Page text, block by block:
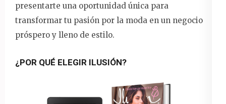
presentarte una oportunidad única para
transformar tu pasión por la moda en un negocio
próspero y lleno de estilo.
¿POR QUÉ ELEGIR ILUSIÓN?